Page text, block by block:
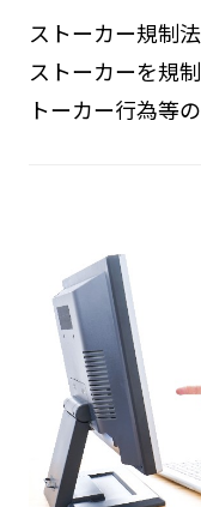
ストーカー規制
ストーカーを規
トーカー行為等